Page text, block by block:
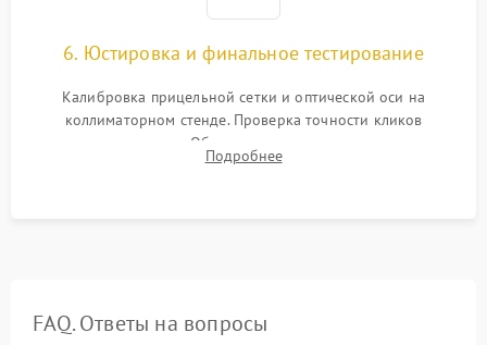
6. Юстировка и финальное тестирование
Калибровка прицельной сетки и оптической оси на
коллиматорном стенде. Проверка точности кликов
механизма поправок. Обязательное испытание прицела на
ударном стенде для проверки устойчивости к отдаче и
Подробнее
FAQ. Ответы на вопросы